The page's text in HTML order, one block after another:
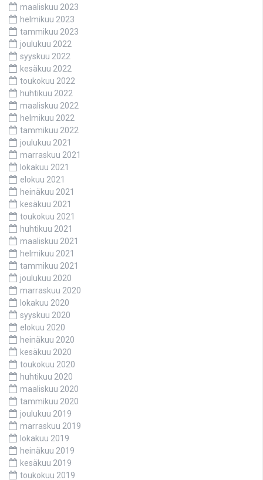
maaliskuu 2023
helmikuu 2023
tammikuu 2023
joulukuu 2022
syyskuu 2022
kesäkuu 2022
toukokuu 2022
huhtikuu 2022
maaliskuu 2022
helmikuu 2022
tammikuu 2022
joulukuu 2021
marraskuu 2021
lokakuu 2021
elokuu 2021
heinäkuu 2021
kesäkuu 2021
toukokuu 2021
huhtikuu 2021
maaliskuu 2021
helmikuu 2021
tammikuu 2021
joulukuu 2020
marraskuu 2020
lokakuu 2020
syyskuu 2020
elokuu 2020
heinäkuu 2020
kesäkuu 2020
toukokuu 2020
huhtikuu 2020
maaliskuu 2020
tammikuu 2020
joulukuu 2019
marraskuu 2019
lokakuu 2019
heinäkuu 2019
kesäkuu 2019
toukokuu 2019